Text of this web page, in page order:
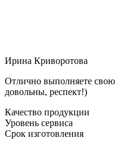
Ирина Криворотова
Отлично выполняете свою
довольны, респект!)
Качество продукции
Уровень сервиса
Срок изготовления